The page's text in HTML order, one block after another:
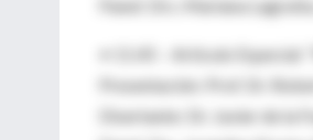
Panel: Drs. Mariana
• 11.45 – Artículo
Presentación: Prof. Dr.
Disertante: Dr. Javier de la